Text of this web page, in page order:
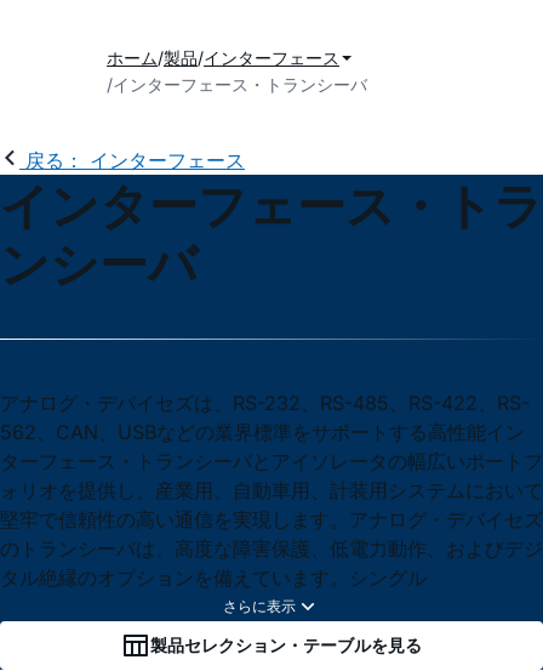
ホーム 製品 インターフェース
インターフェース・トランシーバ
戻る： インターフェース
インターフェース・トラ
ンシーバ
アナログ・デバイセズは、RS-232、RS-485、RS-422、RS-
562、CAN、USBなどの業界標準をサポートする高性能イン
ターフェース・トランシーバとアイソレータの幅広いポートフ
ォリオを提供し、産業用、自動車用、計装用システムにおいて
堅牢で信頼性の高い通信を実現します。アナログ・デバイセズ
のトランシーバは、高度な障害保護、低電力動作、およびデジ
タル絶縁のオプションを備えています。シングル
製品セレクション・テーブルを見る